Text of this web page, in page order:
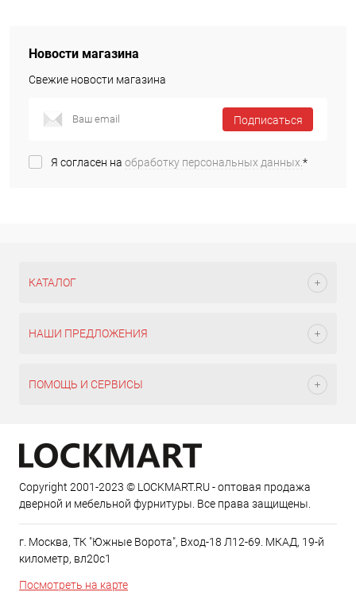
Новости магазина
Свежие новости магазина
Подписаться
Я согласен на обработку персональных данных.*
КАТАЛОГ
НАШИ ПРЕДЛОЖЕНИЯ
ПОМОЩЬ И СЕРВИСЫ
Copyright 2001-2023 © LOCKMART.RU - оптовая продажа
дверной и мебельной фурнитуры. Все права защищены.
г. Москва, ТК "Южные Ворота", Вход-18 Л12-69. МКАД, 19-й
километр, вл20с1
Посмотреть на карте